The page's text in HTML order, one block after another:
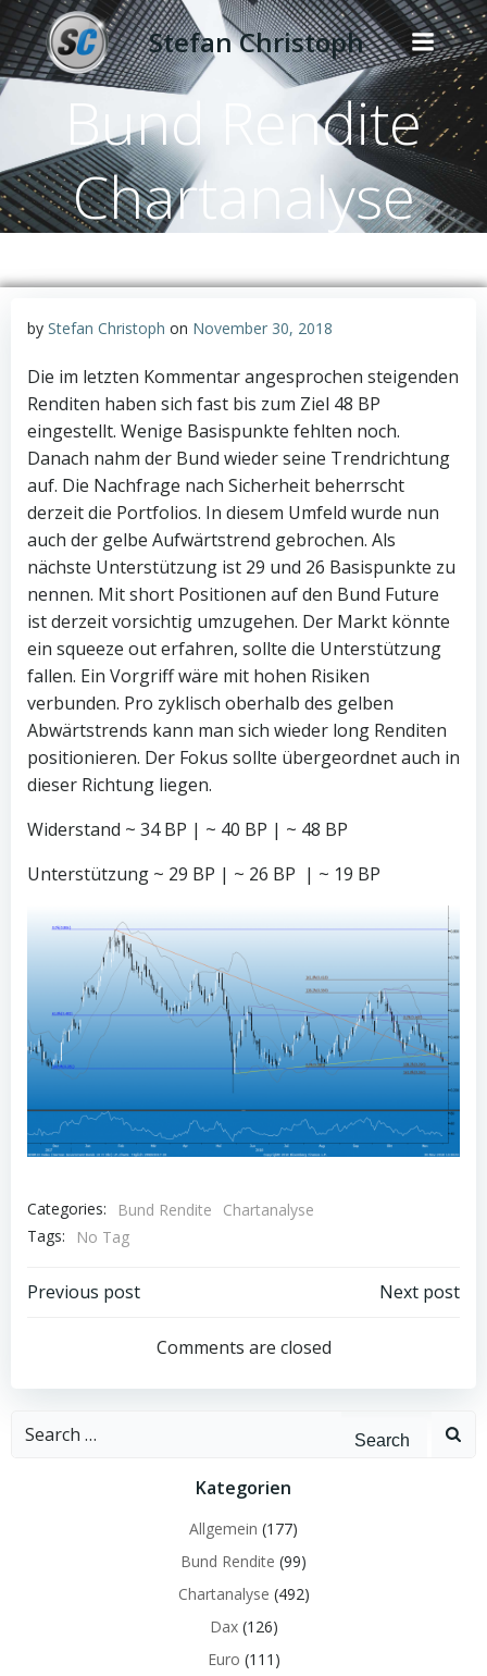
Zum
Inhalt
springen
Stefan Christoph
Bund Rendite
Chartanalyse
by Stefan Christoph on November 30, 2018
Die im letzten Kommentar angesprochen steigenden
Renditen haben sich fast bis zum Ziel 48 BP
eingestellt. Wenige Basispunkte fehlten noch.
Danach nahm der Bund wieder seine Trendrichtung
auf. Die Nachfrage nach Sicherheit beherrscht
derzeit die Portfolios. In diesem Umfeld wurde nun
auch der gelbe Aufwärtstrend gebrochen. Als
nächste Unterstützung ist 29 und 26 Basispunkte zu
nennen. Mit short Positionen auf den Bund Future
ist derzeit vorsichtig umzugehen. Der Markt könnte
ein squeeze out erfahren, sollte die Unterstützung
fallen. Ein Vorgriff wäre mit hohen Risiken
verbunden. Pro zyklisch oberhalb des gelben
Abwärtstrends kann man sich wieder long Renditen
positionieren. Der Fokus sollte übergeordnet auch in
dieser Richtung liegen.
Widerstand ~ 34 BP | ~ 40 BP | ~ 48 BP
Unterstützung ~ 29 BP | ~ 26 BP | ~ 19 BP
Categories: Bund Rendite
Chartanalyse
Tags:
No Tag
Post
navigation
Previous post
navigation
Next post
Comments are closed
Search
Kategorien
Allgemein (177)
Bund Rendite (99)
Chartanalyse (492)
Dax(126)
Euro (111)